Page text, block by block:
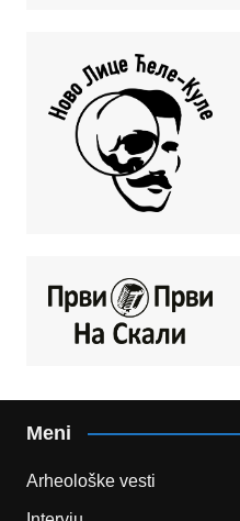
Meni
Arheološke vesti